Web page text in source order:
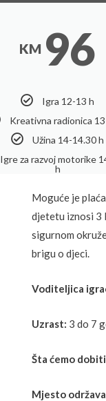
KM 96
Igra 12-13 h
Kreativna radionica
Užina 14-14.30 h
Igre za razvoj motorike
h
Moguće je
djetetu iznosi 3
sigurnom
brigu o djeci.
Voditeljica
Uzrast: 3 do 7
Šta ćemo
Mjesto